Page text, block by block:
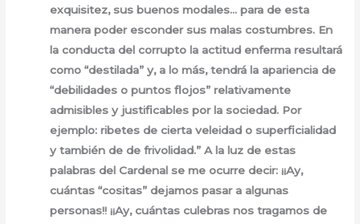
exquisitez, sus buenos modales… para de esta
manera poder esconder sus malas costumbres. En
la conducta del corrupto la actitud enferma resultará
como “destilada” y, a lo más, tendrá la apariencia de
“debilidades o puntos flojos” relativamente
admisibles y justificables por la sociedad. Por
ejemplo: ribetes de cierta veleidad o superficialidad
y también de de frivolidad.” A la luz de estas
palabras del Cardenal se me ocurre decir: ¡¡Ay,
cuántas “cositas” dejamos pasar a algunas
personas!! ¡¡Ay, cuántas culebras nos tragamos de